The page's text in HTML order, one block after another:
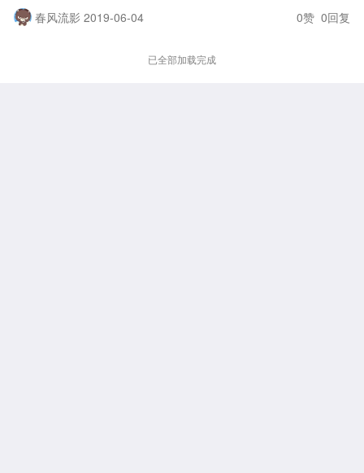
春风流影 2019-06-04
0赞 0回复
已全部加载完成